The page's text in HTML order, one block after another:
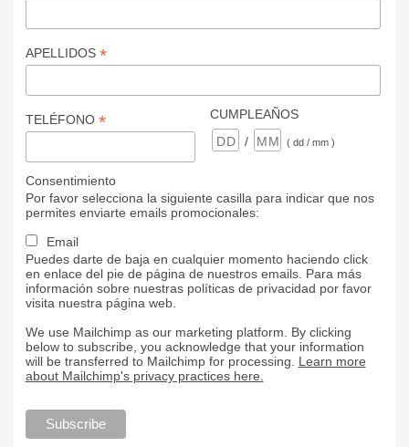
APELLIDOS *
TELÉFONO *
CUMPLEAÑOS
/
( dd / mm )
Consentimiento
Por favor selecciona la siguiente casilla para indicar que nos
permites enviarte emails promocionales:
Email
Puedes darte de baja en cualquier momento haciendo click
en enlace del pie de página de nuestros emails. Para más
información sobre nuestras políticas de privacidad por favor
visita nuestra página web.
We use Mailchimp as our marketing platform. By clicking
below to subscribe, you acknowledge that your information
will be transferred to Mailchimp for processing. Learn more
about Mailchimp's privacy practices here.